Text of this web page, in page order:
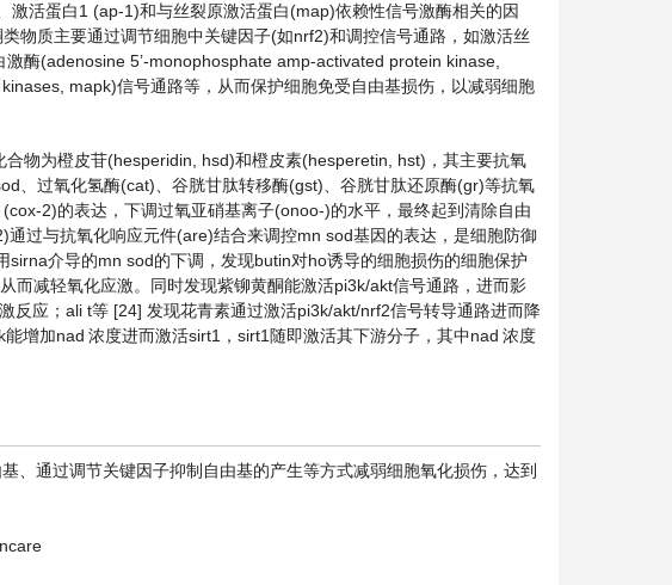
活蛋白1 (ap-1)和与丝裂原激活蛋白(map)依赖性信号激酶相关的因
物质主要通过调节细胞中关键因子(如nrf2)和调控信号通路，如激活丝
酶(adenosine 5’-monophosphate amp-activated protein kinase,
mapk)信号通路等，从而保护细胞免受自由基损伤，以减弱细胞
物为橙皮苷(hesperidin, hsd)和橙皮素(hesperetin, hst)，其主要抗氧
、过氧化氢酶(cat)、谷胱甘肽转移酶(gst)、谷胱甘肽还原酶(gr)等抗氧
2)的表达，下调过氧亚硝基离子(onoo-)的水平，最终起到清除自由
过与抗氧化响应元件(are)结合来调控mn sod基因的表达，是细胞防御
介导的mn sod的下调，发现butin对ho诱导的细胞损伤的细胞保护
减轻氧化应激。同时发现紫铆黄酮能激活pi3k/akt信号通路，进而影
反应；ali t等 [24] 发现花青素通过激活pi3k/akt/nrf2信号转导通路进而降
能增加nad 浓度进而激活sirt1，sirt1随即激活其下游分子，其中nad 浓度
、通过调节关键因子抑制自由基的产生等方式减弱细胞氧化损伤，达到